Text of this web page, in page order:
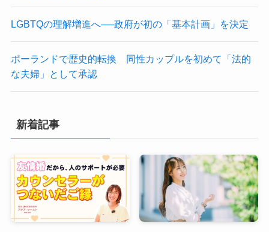
LGBTQの理解増進へ──政府が初の「基本計画」を決定
ポーランドで歴史的転換 同性カップルを初めて「法的
な夫婦」として承認
新着記事